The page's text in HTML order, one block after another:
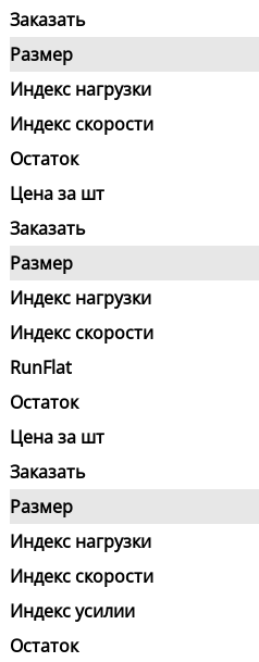
Заказать
Размер
Индекс нагрузки
Индекс скорости
Остаток
Цена за шт
Заказать
Размер
Индекс нагрузки
Индекс скорости
RunFlat
Остаток
Цена за шт
Заказать
Размер
Индекс нагрузки
Индекс скорости
Индекс усилии
Остаток